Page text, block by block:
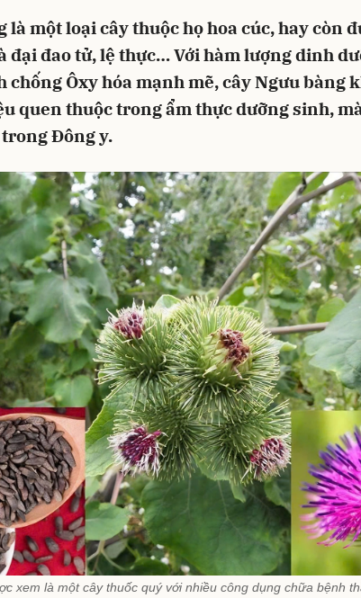
là một loại cây thuộc họ hoa cúc, hay còn
đại đao tử, lệ thực… Với hàm lượng dinh
chống Ôxy hóa mạnh mẽ, cây Ngưu bàng
quen thuộc trong ẩm thực dưỡng sinh,
Đông y.
xem là một cây thuốc quý với nhiều công dụng chữa bệnh